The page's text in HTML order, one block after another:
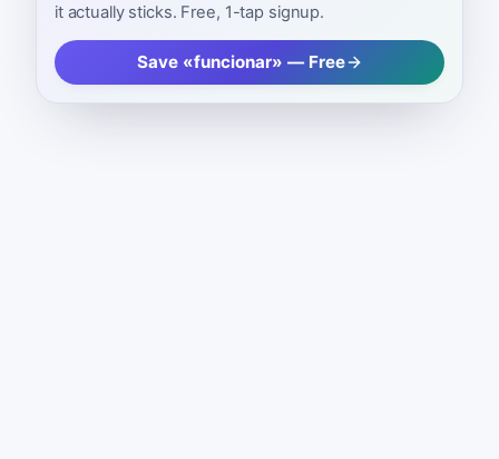
it actually sticks. Free, 1-tap signup.
Save «funcionar» — Free